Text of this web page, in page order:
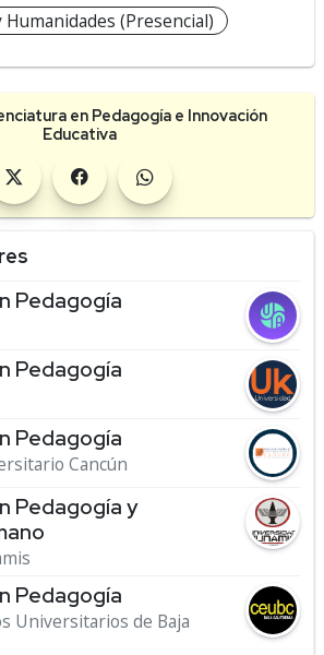
(Presencial)
en Pedagogía e Innovación
Educativa
Pedagogía
Pedagogía
Pedagogía
Cancún
Pedagogía y
Pedagogía
Universitarios de Baja